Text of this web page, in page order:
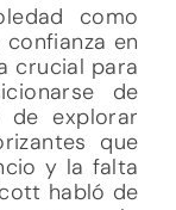
como
en
crucial para
de
explorar
que
y la falta
habló de